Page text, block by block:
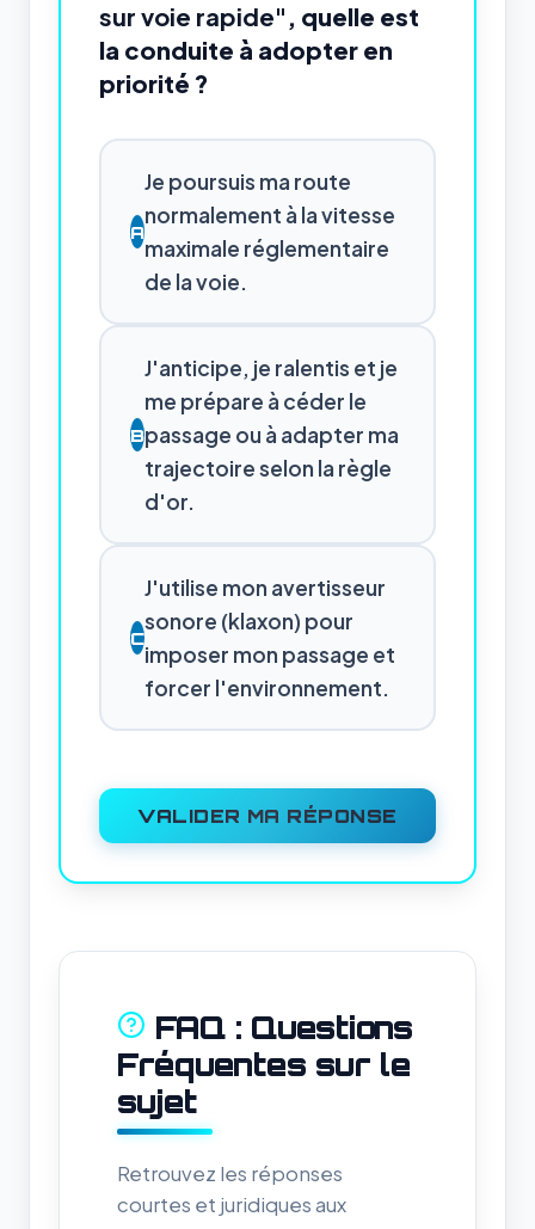
sur voie rapide" , quelle est
la conduite à adopter en
priorité ?
A
Je poursuis ma route
normalement à la vitesse
maximale réglementaire
de la voie.
B
J'anticipe, je ralentis et je
me prépare à céder le
passage ou à adapter ma
trajectoire selon la règle
d'or.
C
J'utilise mon avertisseur
sonore (klaxon) pour
imposer mon passage et
forcer l'environnement.
VALIDER MA RÉPONSE
FAQ : Questions
Fréquentes sur le
sujet
Retrouvez les réponses
courtes et juridiques aux